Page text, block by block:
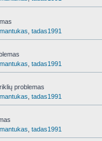
tadas1991
tadas1991
problemas
tadas1991
tadas1991